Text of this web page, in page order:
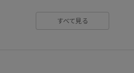
すべて見る